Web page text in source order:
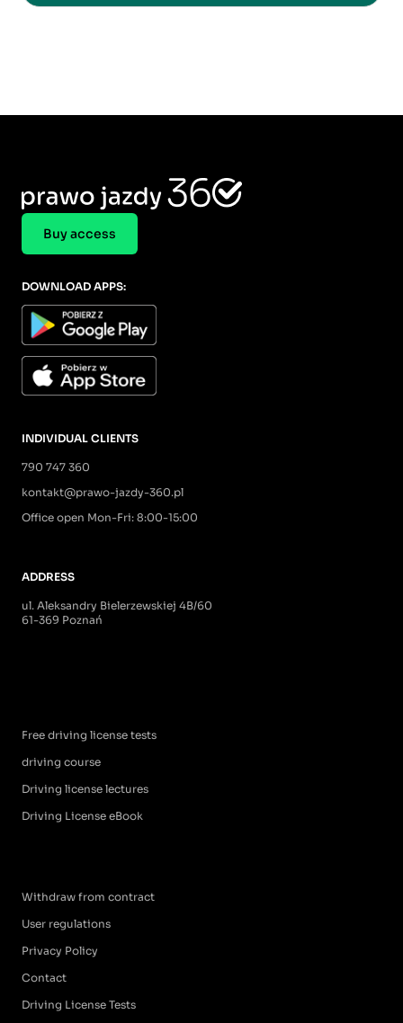
Buy access
INDIVIDUAL CLIENTS
790 747 360
kontakt@prawo-jazdy-360.pl
Office open Mon-Fri: 8:00-15:00
ADDRESS
ul. Aleksandry Bielerzewskiej 4B/60
61-369 Poznań
Free driving license tests
driving course
Driving license lectures
Driving License eBook
Withdraw from contract
User regulations
Privacy Policy
Contact
Driving License Tests
DOWNLOAD APPS: